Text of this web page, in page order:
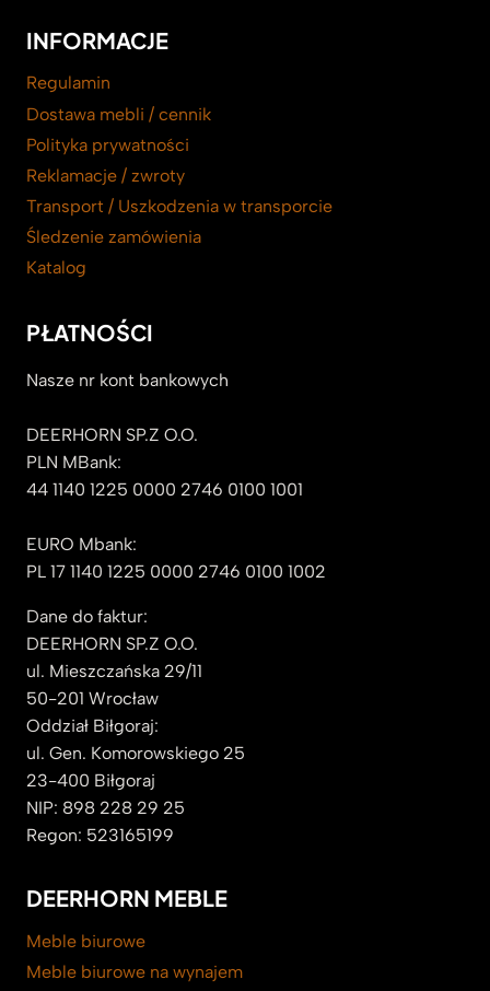
INFORMACJE
Regulamin
Dostawa mebli / cennik
Polityka prywatności
Reklamacje / zwroty
Transport / Uszkodzenia w transporcie
Śledzenie zamówienia
Katalog
PŁATNOŚCI
Nasze nr kont bankowych
DEERHORN SP.Z O.O.
PLN MBank:
44 1140 1225 0000 2746 0100 1001
EURO Mbank:
PL 17 1140 1225 0000 2746 0100 1002
Dane do faktur:
DEERHORN SP.Z O.O.
ul. Mieszczańska 29/11
50-201 Wrocław
Oddział Biłgoraj:
ul. Gen. Komorowskiego 25
23-400 Biłgoraj
NIP: 898 228 29 25
Regon: 523165199
DEERHORN MEBLE
Meble biurowe
Meble biurowe na wynajem